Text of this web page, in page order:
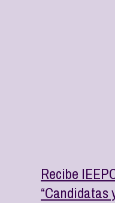
Recibe
“Candidatas